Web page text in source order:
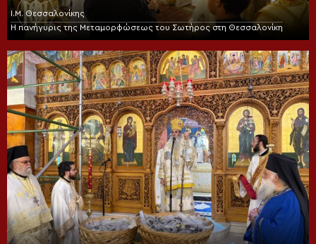
Ι.Μ. Θεσσαλονίκης
Η πανήγυρις της Μεταμορφώσεως του Σωτήρος στη Θεσσαλονίκη